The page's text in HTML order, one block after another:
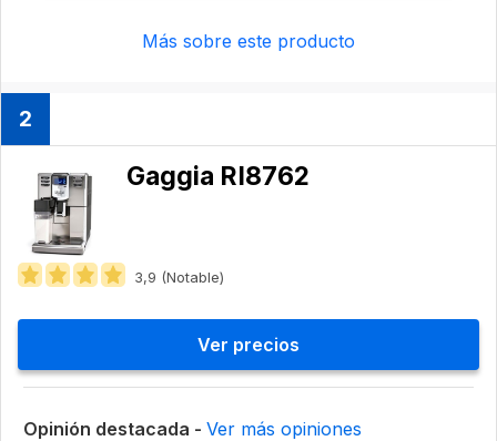
Más sobre este producto
2
Gaggia ‎RI8762
3,9 (Notable)
Ver precios
Opinión destacada - Ver más opiniones